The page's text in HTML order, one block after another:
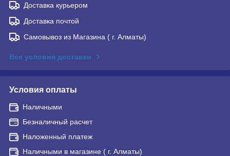
Доставка курьером
Доставка почтой
Самовывоз из Магазина ( г. Алматы)
Все условия доставки
Условия оплаты
Наличными
Безналичный расчет
Наложенный платеж
Наличными в магазине ( г. Алматы)